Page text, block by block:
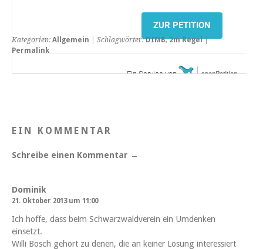
ZUR PETITION
Ein Service von
Kategorien: Allgemein | Schlagwörter:DIMB,2m Regel|
Permalink
EIN KOMMENTAR
Schreibe einen Kommentar →
Dominik
21. Oktober 2013 um 11:00
Ich hoffe, dass beim Schwarzwaldverein ein Umdenken
einsetzt.
Willi Bosch gehört zu denen, die an keiner Lösung interessiert